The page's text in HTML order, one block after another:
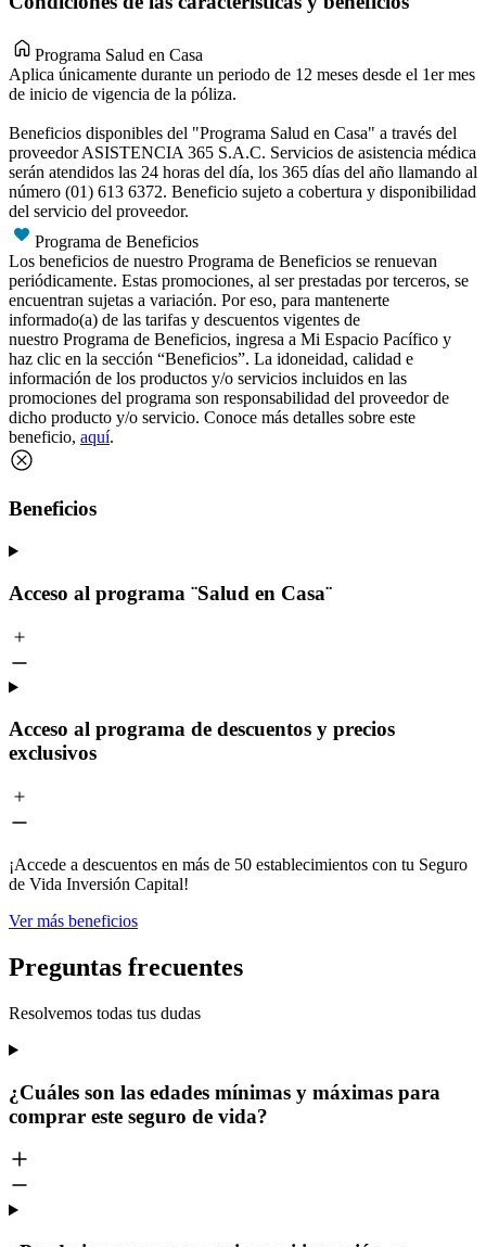
Programa Salud en Casa
Aplica únicamente durante un periodo de 12 meses desde el 1er mes
de inicio de vigencia de la póliza.
Beneficios disponibles del "Programa Salud en Casa" a través del
proveedor ASISTENCIA 365 S.A.C. Servicios de asistencia médica
serán atendidos las 24 horas del día, los 365 días del año llamando al
número (01) 613 6372. Beneficio sujeto a cobertura y disponibilidad
del servicio del proveedor.
Programa de Beneficios
Los beneficios de nuestro Programa de Beneficios se renuevan
periódicamente. Estas promociones, al ser prestadas por terceros, se
encuentran sujetas a variación. Por eso, para mantenerte
informado(a) de las tarifas y descuentos vigentes de
nuestro Programa de Beneficios, ingresa a Mi Espacio Pacífico y
haz clic en la sección “Beneficios”. La idoneidad, calidad e
información de los productos y/o servicios incluidos en las
promociones del programa son responsabilidad del proveedor de
dicho producto y/o servicio. Conoce más detalles sobre este
beneficio, aquí.
Beneficios
Acceso al programa ¨Salud en Casa¨
Acceso al programa de descuentos y precios
exclusivos
¡Accede a descuentos en más de 50 establecimientos con tu Seguro
de Vida Inversión Capital!
Ver más beneficios
Preguntas frecuentes
Resolvemos todas tus dudas
¿Cuáles son las edades mínimas y máximas para
comprar este seguro de vida?